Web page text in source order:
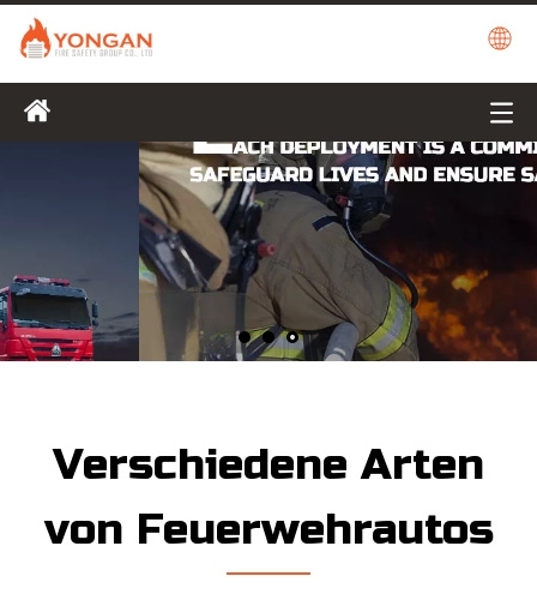
Verschiedene Arten
von Feuerwehrautos